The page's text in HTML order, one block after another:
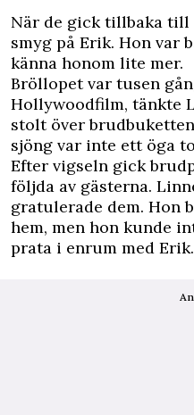
När de gick tillbaka till
smyg på Erik. Hon var
känna honom lite mer.
Bröllopet var tusen
Hollywoodfilm, tänkte
stolt över
sjöng var inte ett öga
Efter vigseln gick
följda av gästerna.
gratulerade dem. Hon
hem, men hon kunde
prata i enrum med Erik.